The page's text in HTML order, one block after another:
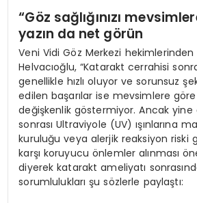
“Göz sağlığınızı
yazın da net görün
Veni Vidi Göz Merkezi hekimlerinden
Helvacıoğlu, “Katarakt cerrahisi
genellikle hızlı oluyor ve sorunsuz
edilen başarılar ise mevsimlere göre
değişkenlik göstermiyor. Ancak
sonrası Ultraviyole (UV) ışınlarına
kuruluğu veya alerjik reaksiyon riski
karşı koruyucu önlemler alınması
diyerek katarakt ameliyatı
sorumlulukları şu sözlerle paylaştı: